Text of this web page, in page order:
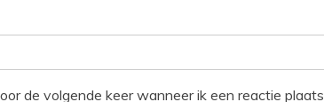
de volgende keer wanneer ik een reactie plaats.